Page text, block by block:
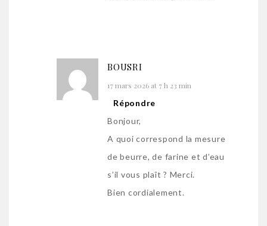
BOUSRI
17 mars 2026 at 7 h 23 min
Répondre
Bonjour,
A quoi correspond la mesure
de beurre, de farine et d’eau
s’il vous plaît ? Merci.
Bien cordialement.